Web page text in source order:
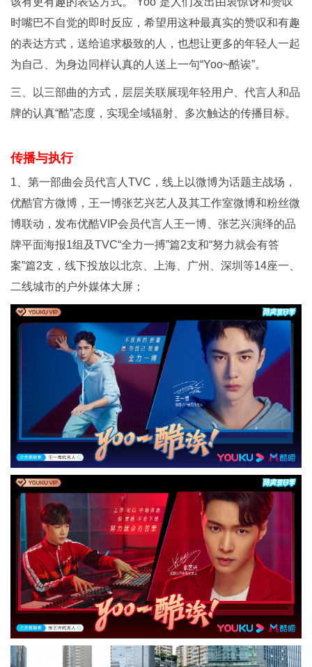
时嘴巴不自觉的即时反应，希望用这种最真实的赞叹和有趣
的表达方式，送给追求极致的人，也想让更多的年轻人一起
为自己、为身边同样认真的人送上一句“Yoo~酷诶”。
三、以三部曲的方式，层层关联展现年轻用户、代言人和品
牌的认真“酷”态度，实现全域辐射、多次触达的传播目标。
传播与执行
1、第一部曲会员代言人TVC，线上以微博为话题主战场，
优酷官方微博，王一博张艺兴艺人及其工作室微博和粉丝微
博联动，发布优酷VIP会员代言人王一博、张艺兴演绎的品
牌平面海报1组及TVC“全力一搏”篇2支和“努力就会有答
案”篇2支，线下投放以北京、上海、广州、深圳等14座一、
二线城市的户外媒体大屏；